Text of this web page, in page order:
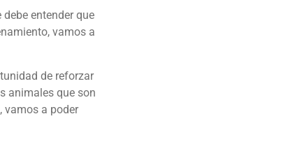
entender que
vamos a
de reforzar
animales que son
vamos a poder